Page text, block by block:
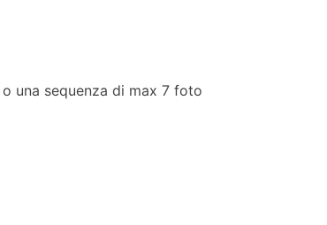
una sequenza di max 7 foto